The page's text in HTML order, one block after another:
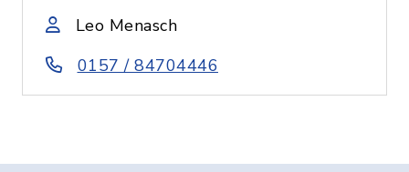
Leo Menasch
0157 / 84704446